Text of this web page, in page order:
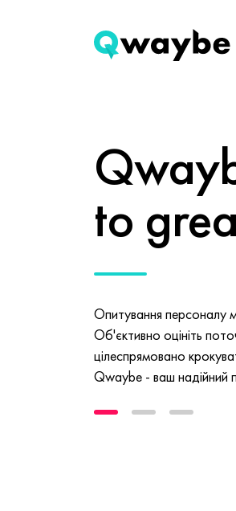
to
Опитування персоналу
Об'єктивно оцініть
цілеспрямовано
Qwaybe - ваш надійний